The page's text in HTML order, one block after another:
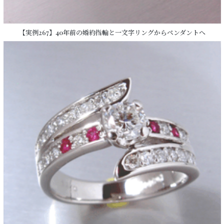
【実例267】40年前の婚約指輪と一文字リングからペンダントへ